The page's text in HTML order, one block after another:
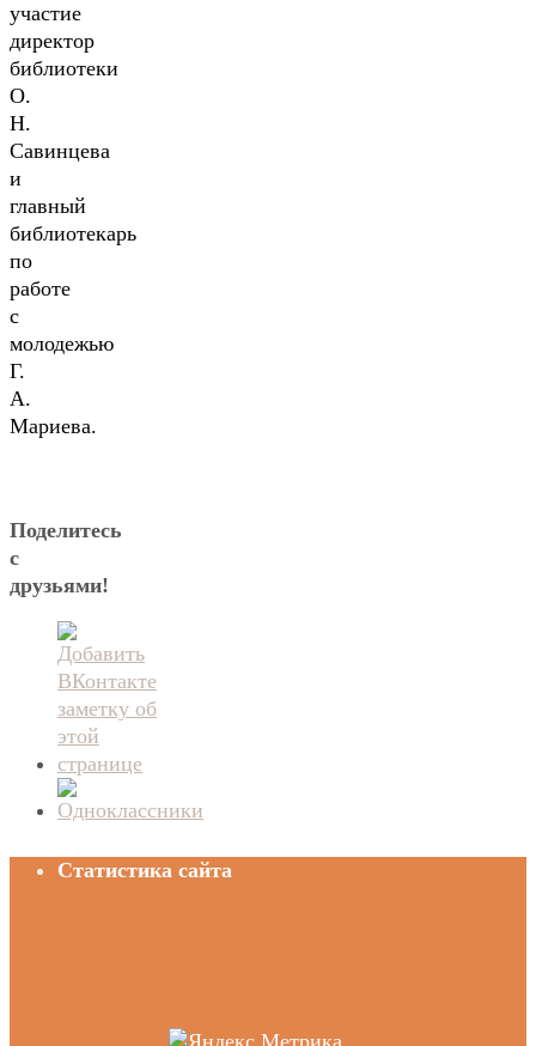
участие
директор
библиотеки
О.
Н.
Савинцева
и
главный
библиотекарь
по
работе
с
молодежью
Г.
А.
Мариева.
Поделитесь
с
друзьями!
Статистика сайта